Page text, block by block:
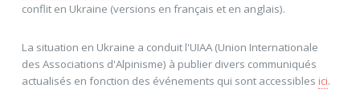
conflit en Ukraine (versions en français et en anglais).
La situation en Ukraine a conduit l'UIAA (Union Internationale
des Associations d'Alpinisme) à publier divers communiqués
actualisés en fonction des événements qui sont accessibles ici.